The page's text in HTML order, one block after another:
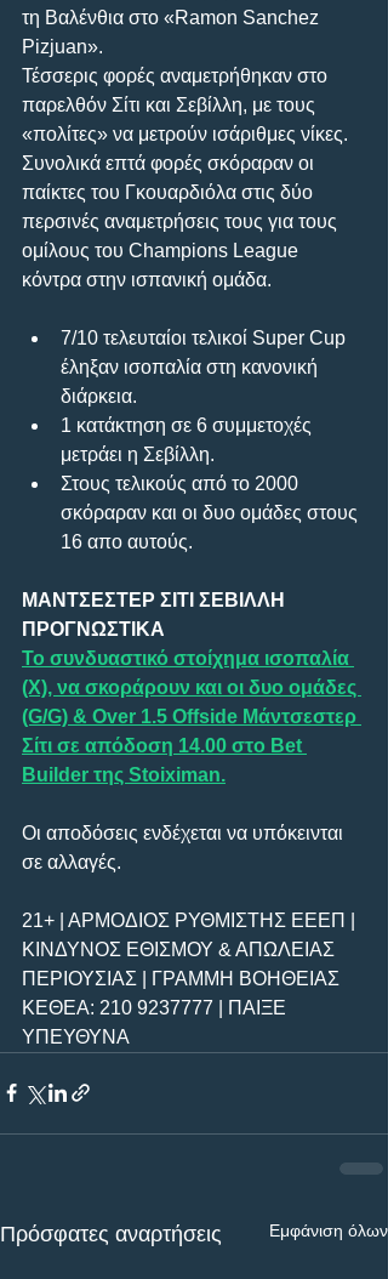
τη Βαλένθια στο «Ramon Sanchez
Pizjuan».
Τέσσερις φορές αναμετρήθηκαν στο
παρελθόν Σίτι και Σεβίλλη, με τους
«πολίτες» να μετρούν ισάριθμες νίκες.
Συνολικά επτά φορές σκόραραν οι
παίκτες του Γκουαρδιόλα στις δύο
περσινές αναμετρήσεις τους για τους
ομίλους του Champions League
κόντρα στην ισπανική ομάδα.
7/10 τελευταίοι τελικοί Super Cup
έληξαν ισοπαλία στη κανονική
διάρκεια.
1 κατάκτηση σε 6 συμμετοχές
μετράει η Σεβίλλη.
Στους τελικούς από το 2000
σκόραραν και οι δυο ομάδες στους
16 απο αυτούς.
ΜΑΝΤΣΕΣΤΕΡ ΣΙΤΙ ΣΕΒΙΛΛΗ
ΠΡΟΓΝΩΣΤΙΚΑ
Το συνδυαστικό στοίχημα ισοπαλία
(Χ), να σκοράρουν και οι δυο ομάδες
(G/G) & Over 1.5 Offside Μάντσεστερ
Σίτι σε απόδοση 14.00 στο Bet
Builder της Stoiximan.
Οι αποδόσεις ενδέχεται να υπόκεινται
σε αλλαγές.
21+ | ΑΡΜΟΔΙΟΣ ΡΥΘΜΙΣΤΗΣ ΕΕΕΠ |
ΚΙΝΔΥΝΟΣ ΕΘΙΣΜΟΥ & ΑΠΩΛΕΙΑΣ
ΠΕΡΙΟΥΣΙΑΣ | ΓΡΑΜΜΗ ΒΟΗΘΕΙΑΣ
ΚΕΘΕΑ: 210 9237777 | ΠΑΙΞΕ
ΥΠΕΥΘΥΝΑ
Πρόσφατες αναρτήσεις Εμφάνιση όλων